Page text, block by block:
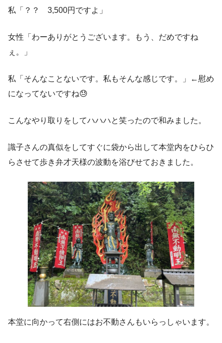
私「？？ 3,500円ですよ」
女性「わーありがとうございます。もう、だめですね
ぇ。」
私「そんなことないです。私もそんな感じです。」←慰め
になってないですね😓
こんなやり取りをしてハハハと笑ったので和みました。
識子さんの真似をしてすぐに袋から出して本堂内をひらひ
らさせて歩き弁才天様の波動を浴びせておきました。
本堂に向かって右側にはお不動さんもいらっしゃいます。